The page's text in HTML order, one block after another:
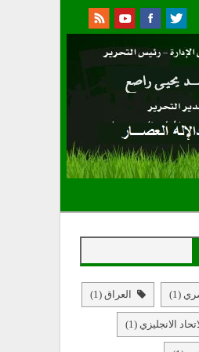
(1) العراق (1)
الانجليزي (1)